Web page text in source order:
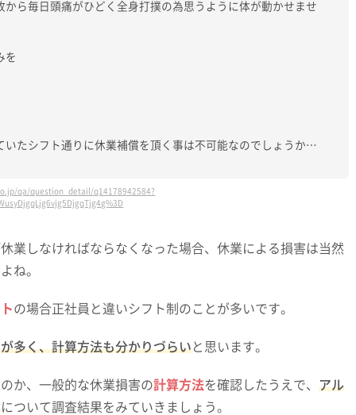
から毎日頭痛がひどく全身打撲の為思うように体が動かせませ
を
いたシフト通りに休業補償を頂く事は不可能なのでしょうか…
qa/question_detail/q14178942584?
業しなければならなくなった場合、休業による損害は当然
ね。
の場合正社員と違いシフト制のことが多いです。
多く、計算方法も分かりづらいと思います。
か、一般的な休業損害の計算方法を確認したうえで、アル
について調査結果をみていきましょう。